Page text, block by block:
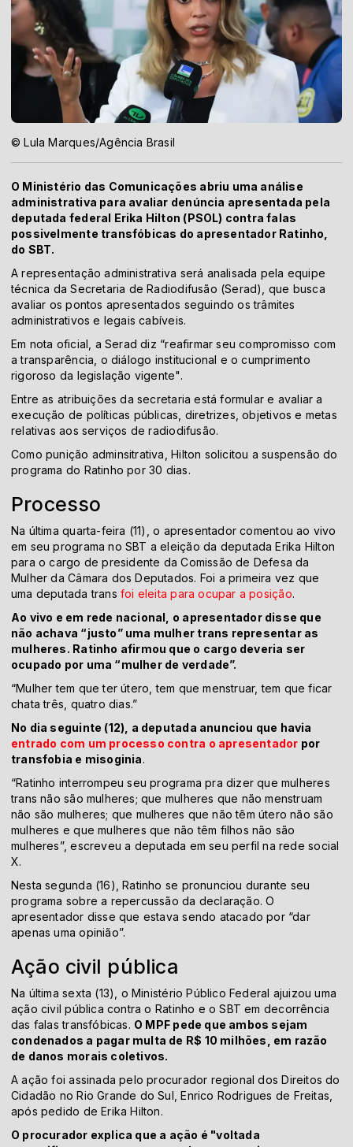
© Lula Marques/Agência Brasil
O Ministério das Comunicações abriu uma análise
administrativa para avaliar denúncia apresentada pela
deputada federal Erika Hilton (PSOL) contra falas
possivelmente transfóbicas do apresentador Ratinho,
do SBT.
A representação administrativa será analisada pela equipe
técnica da Secretaria de Radiodifusão (Serad), que busca
avaliar os pontos apresentados seguindo os trâmites
administrativos e legais cabíveis.
Em nota oficial, a Serad diz “reafirmar seu compromisso com
a transparência, o diálogo institucional e o cumprimento
rigoroso da legislação vigente".
Entre as atribuições da secretaria está formular e avaliar a
execução de políticas públicas, diretrizes, objetivos e metas
relativas aos serviços de radiodifusão.
Como punição adminsitrativa, Hilton solicitou a suspensão do
programa do Ratinho por 30 dias.
Processo
Na última quarta-feira (11), o apresentador comentou ao vivo
em seu programa no SBT a eleição da deputada Erika Hilton
para o cargo de presidente da Comissão de Defesa da
Mulher da Câmara dos Deputados. Foi a primeira vez que
uma deputada trans foi eleita para ocupar a posição.
Ao vivo e em rede nacional, o apresentador disse que
não achava “justo” uma mulher trans representar as
mulheres. Ratinho afirmou que o cargo deveria ser
ocupado por uma “mulher de verdade”.
“Mulher tem que ter útero, tem que menstruar, tem que ficar
chata três, quatro dias.”
No dia seguinte (12), a deputada anunciou que havia
entrado com um processo contra o apresentador por
transfobia e misoginia.
“Ratinho interrompeu seu programa pra dizer que mulheres
trans não são mulheres; que mulheres que não menstruam
não são mulheres; que mulheres que não têm útero não são
mulheres e que mulheres que não têm filhos não são
mulheres”, escreveu a deputada em seu perfil na rede social
X.
Nesta segunda (16), Ratinho se pronunciou durante seu
programa sobre a repercussão da declaração. O
apresentador disse que estava sendo atacado por “dar
apenas uma opinião”.
Ação civil pública
Na última sexta (13), o Ministério Público Federal ajuizou uma
ação civil pública contra o Ratinho e o SBT em decorrência
das falas transfóbicas. O MPF pede que ambos sejam
condenados a pagar multa de R$ 10 milhões, em razão
de danos morais coletivos.
A ação foi assinada pelo procurador regional dos Direitos do
Cidadão no Rio Grande do Sul, Enrico Rodrigues de Freitas,
após pedido de Erika Hilton.
O procurador explica que a ação é "voltada